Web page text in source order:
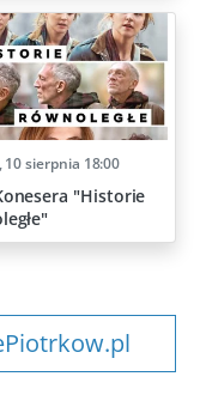
10 sierpnia 18:00
"Historie